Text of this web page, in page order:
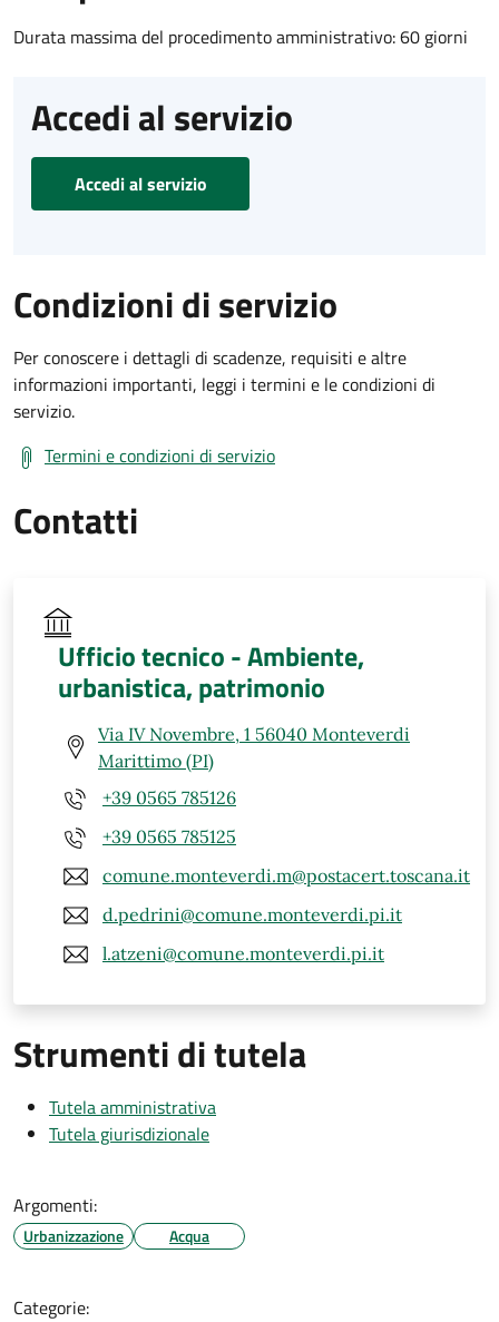
Durata massima del procedimento amministrativo: 60 giorni
Accedi al servizio
Accedi al servizio
Condizioni di servizio
Per conoscere i dettagli di scadenze, requisiti e altre
informazioni importanti, leggi i termini e le condizioni di
servizio.
Termini e condizioni di servizio
Contatti
Ufficio tecnico - Ambiente,
urbanistica, patrimonio
Via IV Novembre, 1 56040 Monteverdi
Marittimo (PI)
+39 0565 785126
+39 0565 785125
comune.monteverdi.m@postacert.toscana.it
d.pedrini@comune.monteverdi.pi.it
l.atzeni@comune.monteverdi.pi.it
Strumenti di tutela
Tutela amministrativa
Tutela giurisdizionale
Argomenti:
Urbanizzazione Acqua
Categorie: